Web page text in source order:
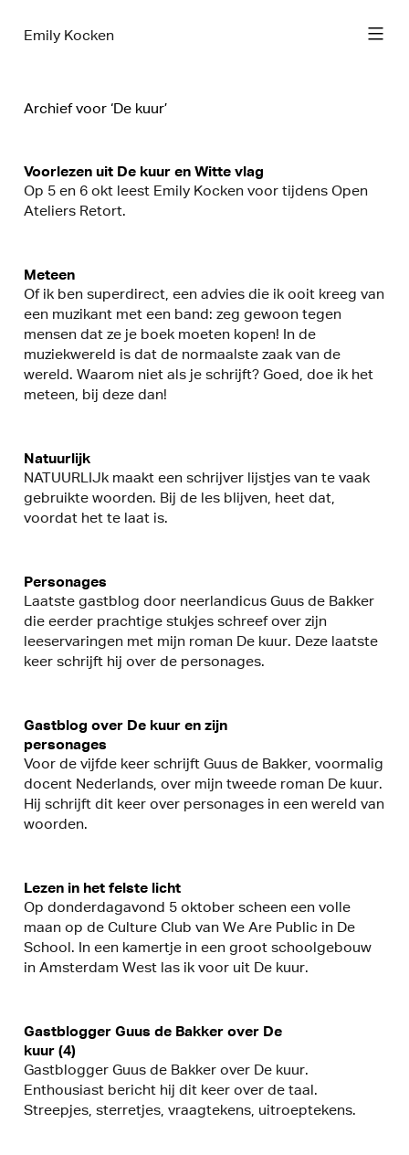
Emily Kocken
Archief voor ‘De kuur’
Voorlezen uit De kuur en Witte vlag
Op 5 en 6 okt leest Emily Kocken voor tijdens Open
Ateliers Retort.
Meteen
Of ik ben superdirect, een advies die ik ooit kreeg van
een muzikant met een band: zeg gewoon tegen
mensen dat ze je boek moeten kopen! In de
muziekwereld is dat de normaalste zaak van de
wereld. Waarom niet als je schrijft? Goed, doe ik het
meteen, bij deze dan!
Natuurlijk
NATUURLIJk maakt een schrijver lijstjes van te vaak
gebruikte woorden. Bij de les blijven, heet dat,
voordat het te laat is.
Personages
Laatste gastblog door neerlandicus Guus de Bakker
die eerder prachtige stukjes schreef over zijn
leeservaringen met mijn roman De kuur. Deze laatste
keer schrijft hij over de personages.
Gastblog over De kuur en zijn
personages
Voor de vijfde keer schrijft Guus de Bakker, voormalig
docent Nederlands, over mijn tweede roman De kuur.
Hij schrijft dit keer over personages in een wereld van
woorden.
Lezen in het felste licht
Op donderdagavond 5 oktober scheen een volle
maan op de Culture Club van We Are Public in De
School. In een kamertje in een groot schoolgebouw
in Amsterdam West las ik voor uit De kuur.
Gastblogger Guus de Bakker over De
kuur (4)
Gastblogger Guus de Bakker over De kuur.
Enthousiast bericht hij dit keer over de taal.
Streepjes, sterretjes, vraagtekens, uitroeptekens.